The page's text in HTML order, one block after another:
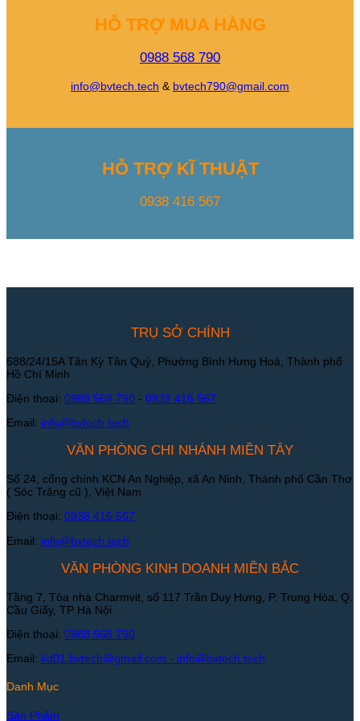
HỖ TRỢ MUA HÀNG
0988 568 790
info@bvtech.tech & bvtech790@gmail.com
HỖ TRỢ KĨ THUẬT
0938 416 567
TRỤ SỞ CHÍNH
688/24/15A Tân Kỳ Tân Quý, Phường Bình Hưng Hoà, Thành phố
Hồ Chí Minh
Điện thoại: 0988 568 790 - 0938 416 567
Email: info@bvtech.tech
VĂN PHÒNG CHI NHÁNH MIỀN TÂY
Số 24, cổng chính KCN An Nghiệp, xã An Ninh, Thành phố Cần Thơ
( Sóc Trăng cũ ), Việt Nam
Điện thoại: 0938 416 567
Email: info@bvtech.tech
VĂN PHÒNG KINH DOANH MIỀN BẮC
Tầng 7, Tòa nhà Charmvit, số 117 Trần Duy Hưng, P. Trung Hòa, Q.
Cầu Giấy, TP Hà Nội
Điện thoại: 0988 568 790
Email: kd01.bvtech@gmail.com - info@bvtech.tech
Danh Mục
Sản Phẩm